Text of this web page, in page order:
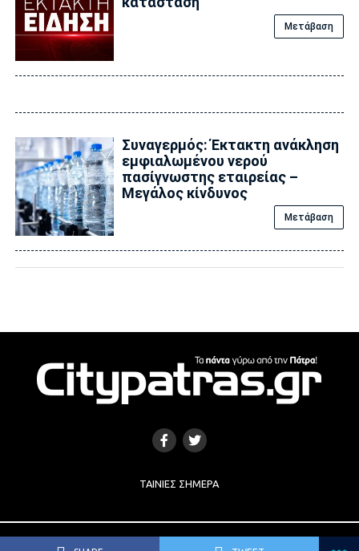
Μετάβαση
Συναγερμός: Έκτακτη ανάκληση
εμφιαλωμένου νερού
πασίγνωστης εταιρείας –
Μεγάλος κίνδυνος
Μετάβαση
ΤΑΙΝΊΕΣ ΣΉΜΕΡΑ
Copyright © 2017 | Κατασκευή Ιστοσελίδων